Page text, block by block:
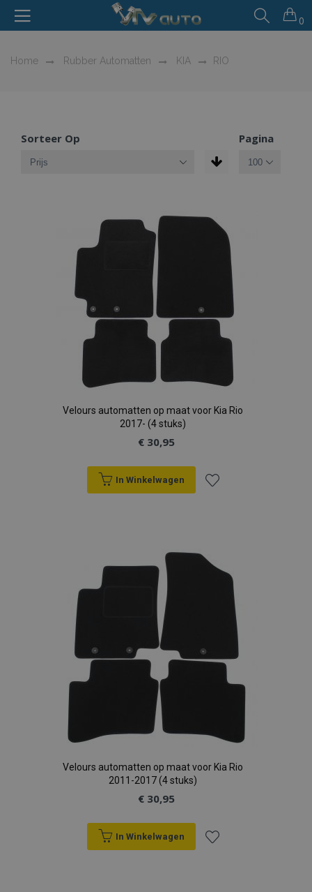
0
Home Rubber Automatten KIA RIO
Sorteer Op Pagina
Velours automatten op maat voor Kia Rio
2017- (4 stuks)
€ 30,95
In Winkelwagen
aan
verlanglijst
Velours automatten op maat voor Kia Rio
2011-2017 (4 stuks)
€ 30,95
In Winkelwagen